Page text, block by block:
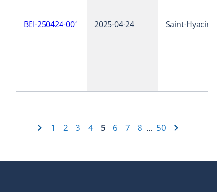
BEI-250424-001 2025-04-24 Saint-
1 2 3 4 5 6 7 8 … 50